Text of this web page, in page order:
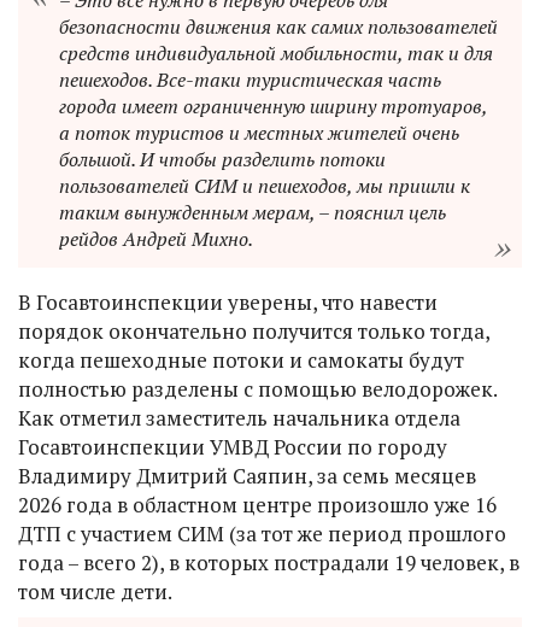
безопасности движения как самих пользователей
средств индивидуальной мобильности, так и для
пешеходов. Все-таки туристическая часть
города имеет ограниченную ширину тротуаров,
а поток туристов и местных жителей очень
большой. И чтобы разделить потоки
пользователей СИМ и пешеходов, мы пришли к
таким вынужденным мерам, – пояснил цель
рейдов Андрей Михно.
В Госавтоинспекции уверены, что навести
порядок окончательно получится только тогда,
когда пешеходные потоки и самокаты будут
полностью разделены с помощью велодорожек.
Как отметил заместитель начальника отдела
Госавтоинспекции УМВД России по городу
Владимиру Дмитрий Саяпин, за семь месяцев
2026 года в областном центре произошло уже 16
ДТП с участием СИМ (за тот же период прошлого
года – всего 2), в которых пострадали 19 человек, в
том числе дети.